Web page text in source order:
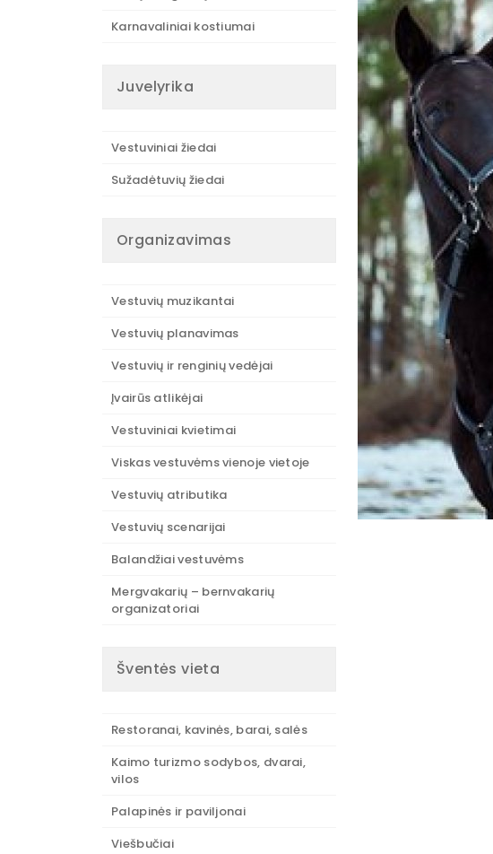
Karnavaliniai kostiumai
Juvelyrika
Vestuviniai žiedai
Sužadėtuvių žiedai
Organizavimas
Vestuvių muzikantai
Vestuvių planavimas
Vestuvių ir renginių vedėjai
Įvairūs atlikėjai
Vestuviniai kvietimai
Viskas vestuvėms vienoje vietoje
Vestuvių atributika
Vestuvių scenarijai
Balandžiai vestuvėms
Mergvakarių – bernvakarių
organizatoriai
Šventės vieta
Restoranai, kavinės, barai, salės
Kaimo turizmo sodybos, dvarai,
vilos
Palapinės ir paviljonai
Viešbučiai